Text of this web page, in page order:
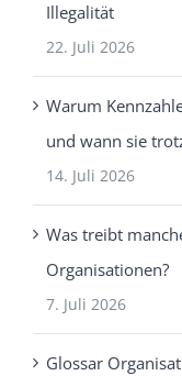
Illegalität
22. Juli 2026
Warum
und wann sie
14. Juli 2026
Was treibt
Organisationen?
7. Juli 2026
Glossar